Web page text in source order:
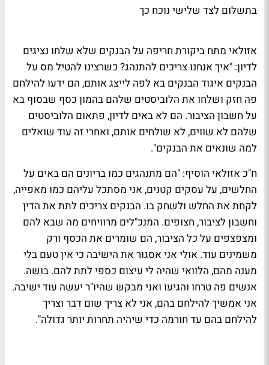
בתשלום לצד שלישי נוכח כך
אזולאי מתח ביקורת חריפה על הבנקים שלא שלחו נציגים
לדיון: "איך אנחנו צריכים להתנהג? כשרצינו להטיל מס על
הבנקים איגוד הבנקים בא לפה לייצג אותם, הם ידעו להילחם
פה חזק ושלחו את הלוביסטים שלהם בהמון כסף שבסוף בא
על חשבון הציבור. הם לא באים לדיון, פתאום הלוביסטים
שלהם לא שווים, לא שולחים אותם, ואחרי זה עוד שואלים
למה שונאים את הבנקים".
ח"כ אזולאי הוסיף: "הם מתנהגים כמו בריונים הם באים על
החלשים, על עסקים קטנים, אני מסתכל עליהם כמו מאפייה,
לקחת את החלש ולשחק בו. הבנקים צריכים לתת את הדין
וחשבון לציבור, חצופים. המנכ"לים מרוויחים מה שבא להם
ומצפצפים על כל הציבור, הם שומרים את הכסף ורק
משמינים עוד. אולי אני אסגור את הישיבה כי אין טעם בלי
מענה מהם, הלוואי שהיה לי עיצום כספי לתת להם. בושה.
אנשים פה טרחו והגיעו ואני מבקש שהיו"ר יעשה עוד ישיבה.
אני אמשיך להילחם בהם, אני לא צריך שום דבר וצריך
להילחם בהם עד חורמה כדי שיהיה תחרות יותר גדולה".